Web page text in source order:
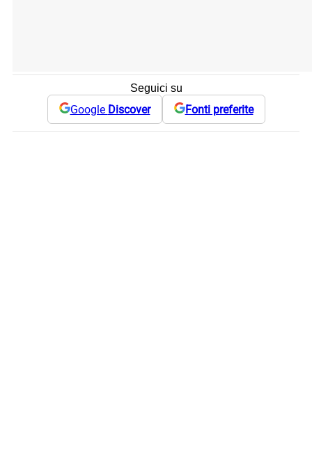
Seguici su
Google Discover Fonti preferite